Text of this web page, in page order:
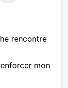
rencontre
mon